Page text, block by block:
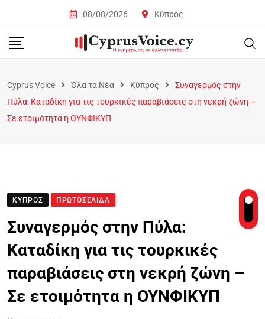
08/08/2026 Κύπρος
Cyprus Voice Όλα τα Νέα Κύπρος
Συναγερμός στην
Πύλα: Καταδίκη για τις τουρκικές παραβιάσεις στη νεκρή ζώνη –
Σε ετοιμότητα η ΟΥΝΦΙΚΥΠ
ΚΎΠΡΟΣ ΠΡΩΤΟΣΈΛΙΔΑ
Συναγερμός στην Πύλα:
Καταδίκη για τις τουρκικές
παραβιάσεις στη νεκρή ζώνη –
Σε ετοιμότητα η ΟΥΝΦΙΚΥΠ